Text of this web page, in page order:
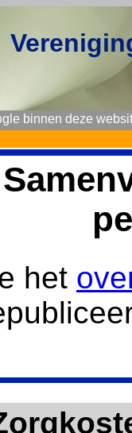
binnen deze
het